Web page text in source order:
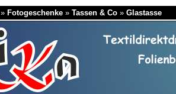
» Fotogeschenke » Tassen & Co » Glastasse